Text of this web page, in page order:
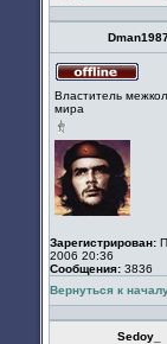
в
Властитель
мира
Зарегистрирован:
2006 20:36
Сообщения: 3836
Вернуться к
Sedoy_